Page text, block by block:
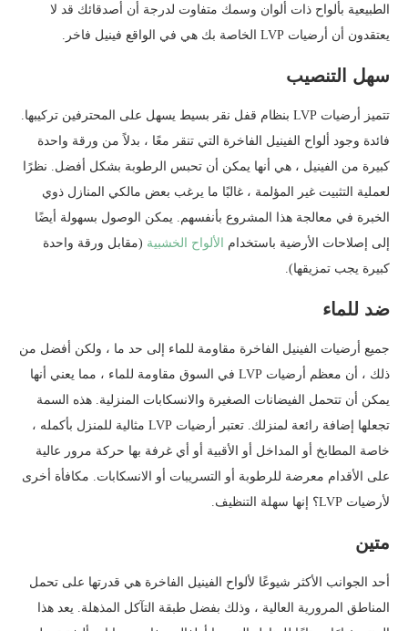
الطبيعية بألواح ذات ألوان وسمك متفاوت لدرجة أن أصدقائك قد لا
يعتقدون أن أرضيات LVP الخاصة بك هي في الواقع فينيل فاخر.
سهل التنصيب
تتميز أرضيات LVP بنظام قفل نقر بسيط يسهل على المحترفين تركيبها.
فائدة وجود ألواح الفينيل الفاخرة التي تنقر معًا ، بدلاً من ورقة واحدة
كبيرة من الفينيل ، هي أنها يمكن أن تحبس الرطوبة بشكل أفضل. نظرًا
لعملية التثبيت غير المؤلمة ، غالبًا ما يرغب بعض مالكي المنازل ذوي
الخبرة في معالجة هذا المشروع بأنفسهم. يمكن الوصول بسهولة أيضًا
إلى إصلاحات الأرضية باستخدام
الألواح الخشبية (مقابل ورقة واحدة
كبيرة يجب تمزيقها).
ضد للماء
جميع أرضيات الفينيل الفاخرة مقاومة للماء إلى حد ما ، ولكن أفضل من
ذلك ، أن معظم أرضيات LVP في السوق مقاومة للماء ، مما يعني أنها
يمكن أن تتحمل الفيضانات الصغيرة والانسكابات المنزلية. هذه السمة
تجعلها إضافة رائعة لمنزلك. تعتبر أرضيات LVP مثالية للمنزل بأكمله ،
خاصة المطابخ أو المداخل أو الأقبية أو أي غرفة بها حركة مرور عالية
على الأقدام معرضة للرطوبة أو التسريبات أو الانسكابات. مكافأة أخرى
لأرضيات LVP؟ إنها سهلة التنظيف.
متين
أحد الجوانب الأكثر شيوعًا لألواح الفينيل الفاخرة هي قدرتها على تحمل
المناطق المرورية العالية ، وذلك بفضل طبقة التآكل المذهلة. يعد هذا